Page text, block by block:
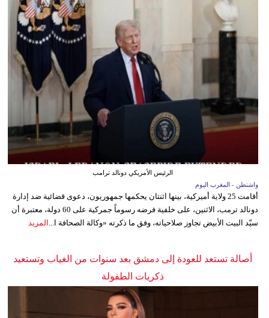
الرئيس الأمريكي دونالد ترامب
واشنطن - المغرب اليوم
أقامت 25 ولاية أميركية، بينها اثنتان يحكمها جمهوريون، دعوى قضائية ضد إدارة
دونالد ترمب، الاثنين، على خلفية فرضه رسوماً جمركية على 60 دولة، معتبرة أن
سيّد البيت الأبيض تجاوز صلاحياته، وفق ما ذكرته «وكالة الصحافة ا... المزيد
أصالة تستعد للعودة إلى دمشق بعد سنوات من الغياب وتستعيد
ذكريات الطفولة